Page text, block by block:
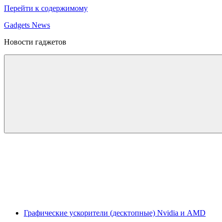
Перейти к содержимому
Gadgets News
Новости гаджетов
Графические ускорители (десктопные) Nvidia и AMD